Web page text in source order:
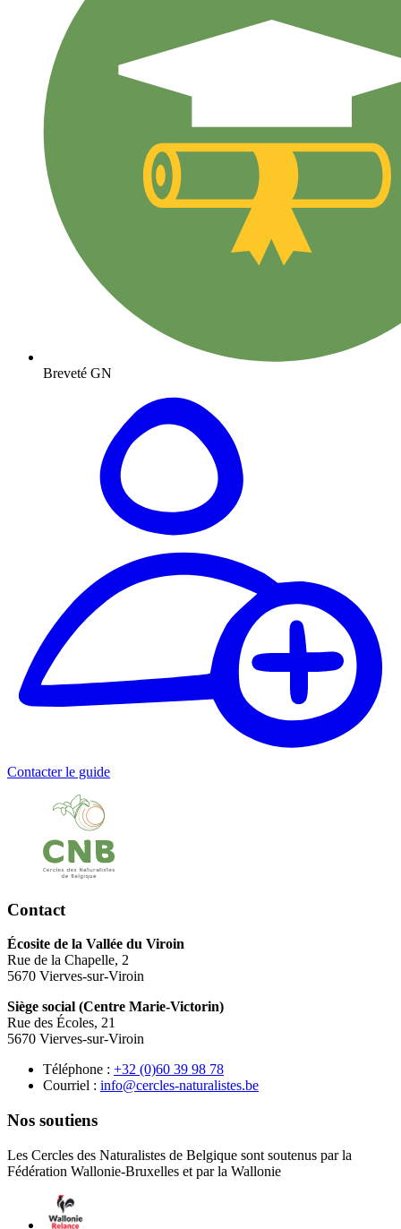
Breveté GN
Contacter le guide
Contact
Écosite de la Vallée du Viroin
Rue de la Chapelle, 2
5670 Vierves-sur-Viroin
Siège social (Centre Marie-Victorin)
Rue des Écoles, 21
5670 Vierves-sur-Viroin
Téléphone : 87 89 93 06(0) 23+
Courriel : eb.setsilarutan-selcrec@ofni
Nos soutiens
Les Cercles des Naturalistes de Belgique sont soutenus par la
Fédération Wallonie-Bruxelles et par la Wallonie